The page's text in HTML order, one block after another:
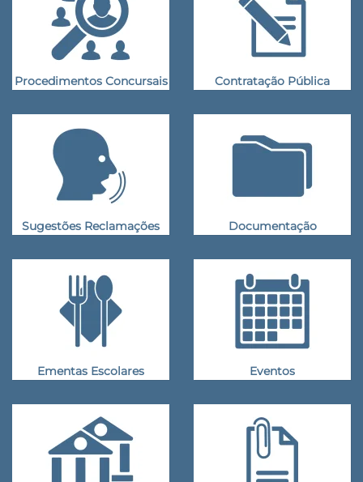
Procedimentos Concursais Contratação Pública
Sugestões Reclamações Documentação
Ementas Escolares Eventos